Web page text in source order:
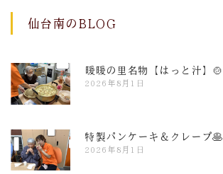
仙台南のBLOG
暖暖の里名物【はっと汁】🍲
2026年8月1日
特製パンケーキ＆クレープ🥞
2026年8月1日